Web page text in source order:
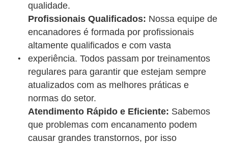
qualidade.
Profissionais Qualificados: Nossa equipe de
encanadores é formada por profissionais
altamente qualificados e com vasta
experiência. Todos passam por treinamentos
regulares para garantir que estejam sempre
atualizados com as melhores práticas e
normas do setor.
Atendimento Rápido e Eficiente: Sabemos
que problemas com encanamento podem
causar grandes transtornos, por isso